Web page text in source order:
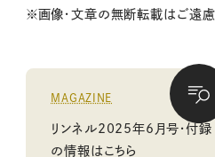
※画像・文章の無断転載はご遠慮
MAGAZINE
リンネル2025年6月号・付録
の情報はこちら